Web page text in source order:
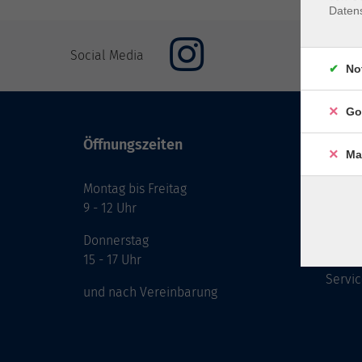
Social Media
Öffnungszeiten
Montag bis Freitag
9 - 12 Uhr
Donnerstag
15 - 17 Uhr
und nach Vereinbarung